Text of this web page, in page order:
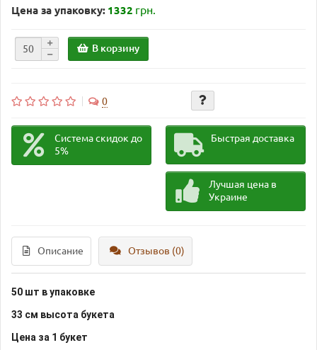
Цена за упаковку: 1332 грн.
В корзину
0
Система скидок до
5%
Быстрая доставка
Лучшая цена в
Украине
Описание Отзывов (0)
50 шт в упаковке
33 см высота букета
Цена за 1 букет